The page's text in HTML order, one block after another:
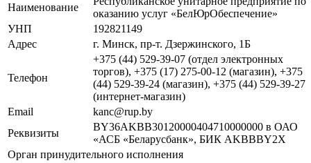
Наименование
оказанию услуг «БелЮрОбеспечение»
УНП
192821149
Адрес
г. Минск, пр-т. Дзержинского, 1Б
Телефон
+375 (44) 529-39-07 (отдел электронных
торгов), +375 (17) 275-00-12 (магазин), +375
(44) 529-39-24 (магазин), +375 (44) 529-39-27
(интернет-магазин)
Email
kanc@rup.by
Реквизиты
BY36AKBB30120000404710000000 в ОАО
«АСБ «Беларусбанк», БИК AKBBBY2X
Орган принудительного исполнения